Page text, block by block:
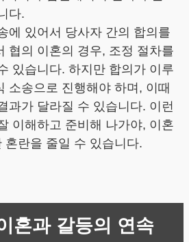
다.
에 있어서 당사자 간의 합의를
협의 이혼의 경우, 조정 절차를
있습니다. 하지만 합의가 이루
소송으로 진행해야 하며, 이때
과가 달라질 수 있습니다. 이런
이해하고 준비해 나가야, 이혼
혼란을 줄일 수 있습니다.
혼과 갈등의 연속